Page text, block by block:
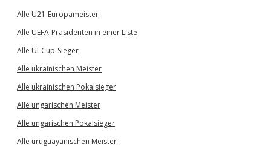
Alle U21-Europameister
Alle UEFA-Präsidenten in einer Liste
Alle UI-Cup-Sieger
Alle ukrainischen Meister
Alle ukrainischen Pokalsieger
Alle ungarischen Meister
Alle ungarischen Pokalsieger
Alle uruguayanischen Meister